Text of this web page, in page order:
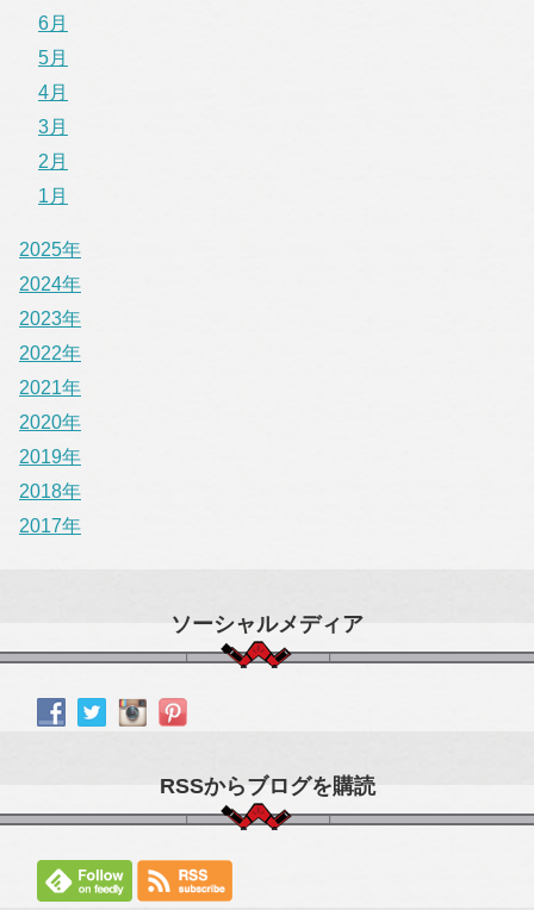
6月
5月
4月
3月
2月
1月
2025年
2024年
2023年
2022年
2021年
2020年
2019年
2018年
2017年
ソーシャルメディア
RSSからブログを購読